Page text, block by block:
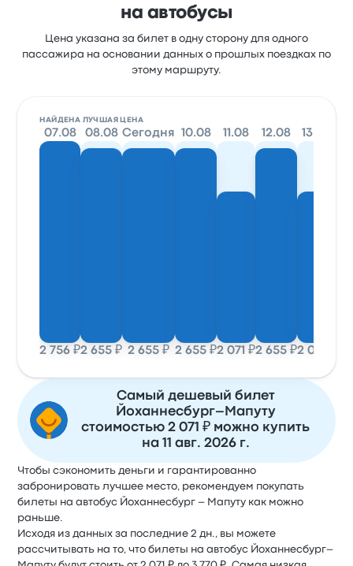
на автобусы
Цена указана за билет в одну сторону для одного
пассажира на основании данных о прошлых поездках по
этому маршруту.
НАЙДЕНА ЛУЧШАЯ ЦЕНА
07.08
2 756 ₽
08.08
2 655 ₽
Сегодня
2 655 ₽
10.08
2 655 ₽
11.08
2 071 ₽
12.08
2 655 ₽
13.08
2 071 ₽
Самый дешевый билет
Йоханнесбург–Мапуту
стоимостью 2 071 ₽ можно купить
на 11 авг. 2026 г.
Чтобы сэкономить деньги и гарантированно
забронировать лучшее место, рекомендуем покупать
билеты на автобус Йоханнесбург – Мапуту как можно
раньше.
Исходя из данных за последние 2 дн., вы можете
рассчитывать на то, что билеты на автобус Йоханнесбург–